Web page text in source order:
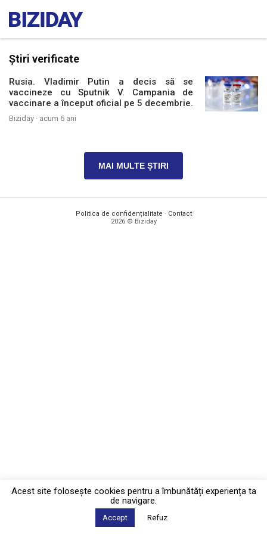
Știri verificate
Rusia. Vladimir Putin a decis să se
vaccineze cu Sputnik V. Campania de
vaccinare a început oficial pe 5 decembrie.
Biziday · acum 6 ani
MAI MULTE ȘTIRI
Politica de confidențialitate · Contact
2026 © Biziday
Acest site foloseşte cookies pentru a îmbunătăți experiența ta
de navigare.
Accept Refuz